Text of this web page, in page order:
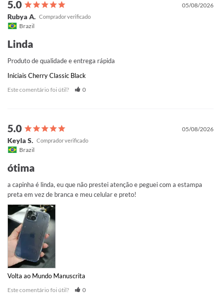
05/08/2026
Rubya A.
Brazil
Linda
Produto de qualidade e entrega rápida
Iniciais Cherry Classic Black
Este comentário foi útil? 0
05/08/2026
Keyla S.
Brazil
ótima
a capinha é linda, eu que não prestei atenção e peguei com a estampa
preta em vez de branca e meu celular e preto!
Volta ao Mundo Manuscrita
Este comentário foi útil? 0